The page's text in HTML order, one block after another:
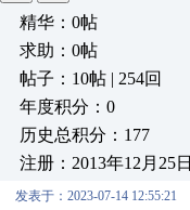
精华：0帖
求助：0帖
帖子：10帖 | 254回
年度积分：0
历史总积分：177
注册：2013年12月25日
发表于：2023-07-14 12:55:21